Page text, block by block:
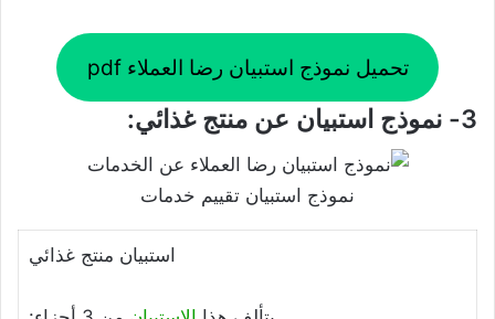
تحميل نموذج استبيان رضا العملاء pdf
3- نموذج استبيان عن منتج غذائي:
نموذج استبيان تقييم خدمات
استبيان منتج غذائي